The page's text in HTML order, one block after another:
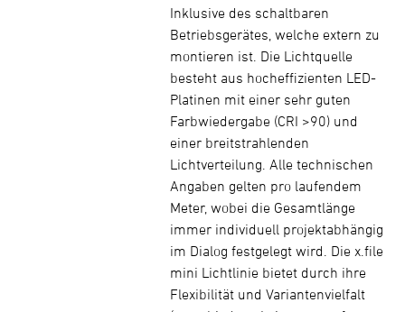
Inklusive des schaltbaren
Betriebsgerätes, welche extern zu
montieren ist. Die Lichtquelle
besteht aus hocheffizienten LED-
Platinen mit einer sehr guten
Farbwiedergabe (CRI >90) und
einer breitstrahlenden
Lichtverteilung. Alle technischen
Angaben gelten pro laufendem
Meter, wobei die Gesamtlänge
immer individuell projektabhängig
im Dialog festgelegt wird. Die x.file
mini Lichtlinie bietet durch ihre
Flexibilität und Variantenvielfalt